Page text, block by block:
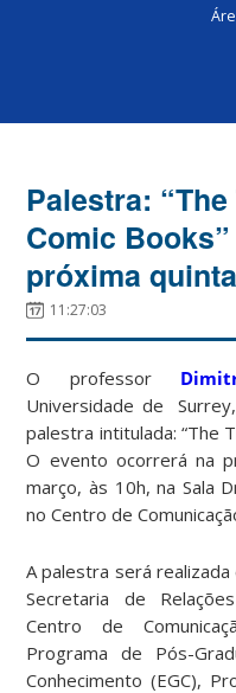
Palestra:
Comic
próxima
11:27:03
O professor
Universidade de
palestra intitulada: “The
O evento ocorrerá na
março, às 10h, na Sala
no Centro de
A palestra será
Secretaria de
Centro de
Programa de Pós-
Conhecimento (EGC),